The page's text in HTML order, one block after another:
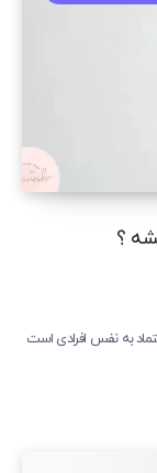
؟
به نفس افرادی است